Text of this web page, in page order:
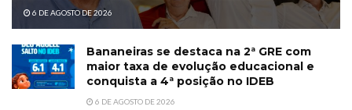
6 DE AGOSTO DE 2026
Bananeiras se destaca na 2ª GRE com
maior taxa de evolução educacional e
conquista a 4ª posição no IDEB
6 DE AGOSTO DE 2026